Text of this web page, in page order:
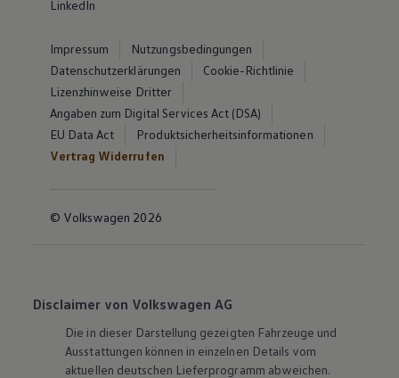
LinkedIn
Impressum
Nutzungsbedingungen
Datenschutzerklärungen
Cookie-Richtlinie
Lizenzhinweise Dritter
Angaben zum Digital Services Act (DSA)
EU Data Act
Produktsicherheitsinformationen
Vertrag Widerrufen
© Volkswagen 2026
Disclaimer von Volkswagen AG
Die in dieser Darstellung gezeigten Fahrzeuge und
Ausstattungen können in einzelnen Details vom
aktuellen deutschen Lieferprogramm abweichen.